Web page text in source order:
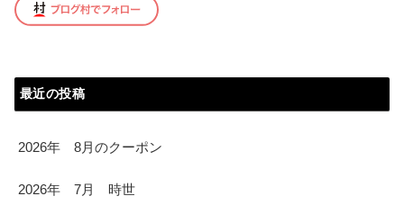
最近の投稿
2026年 8月のクーポン
2026年 7月 時世